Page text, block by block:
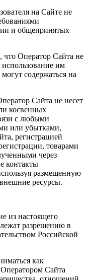
на Сайте не
и общепринятых
что Оператор Сайта не
использование им
содержаться на
Сайта не несет
косвенных
с любыми
или убытками,
регистрацией
товарами
через
контакты
размещенную
ресурсы.
из настоящего
разрешению в
Российской
как
Сайта